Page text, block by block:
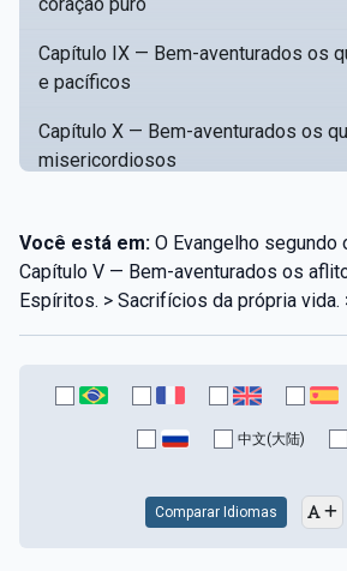
Capítulo IX — Bem-aventurados os
e pacíficos
Capítulo X — Bem-aventurados os
misericordiosos
Capítulo XII — Amai os vossos
Capítulo XIII — Não saiba a vossa
que dê a vossa mão direita
Capítulo XIV — Honrai a vosso pai e
Capítulo XV — Fora da caridade não
Você está em: O Evangelho segundo
Capítulo V — Bem-aventurados os
Espíritos. > Sacrifícios da própria vida.
中文(大陆)
Comparar Idiomas